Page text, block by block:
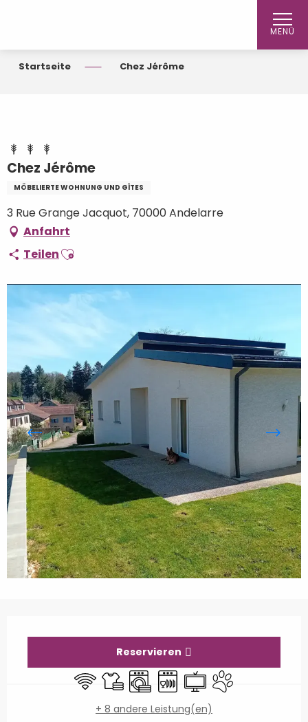
MENÜ
Startseite Chez Jérôme
Chez Jérôme
MÖBELIERTE WOHNUNG UND GÎTES
3 Rue Grange Jacquot, 70000 Andelarre
Anfahrt
TeilenAjouter aux favoris
Reservieren
Wi-Fi Bettwäsche und Laken
Waschmaschine
Geschirrspülmaschine
FernsehenTiere erlaubt
+ 8 andere Leistung(en)